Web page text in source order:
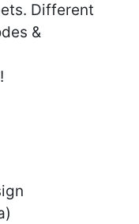
Different
&